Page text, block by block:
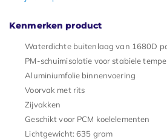
Kenmerken product
Waterdichte buitenlaag van 1680D
PM-schuimisolatie voor stabiele
Aluminiumfolie binnenvoering
Voorvak met rits
Zijvakken
Geschikt voor PCM koelelementen
Lichtgewicht: 635 gram